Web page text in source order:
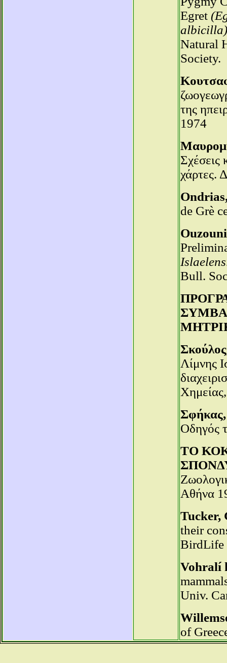
Egret
Natural
Society.
της
1974
Σχέσεις
χάρτες.
de Grè
Bull.
Λίμνης
Οδηγός
ΤΟ
Αθήνα
Tucker,
their
BirdLife
Vohralí
Univ.
of